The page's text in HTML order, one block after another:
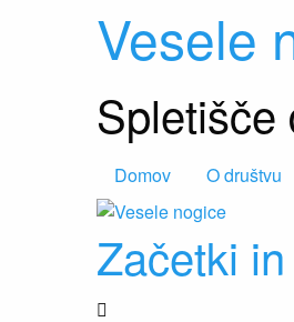
Vesele
Spletišče
Domov O društvu
Začetki